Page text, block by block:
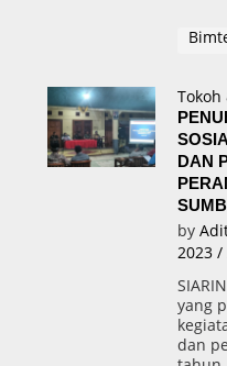
Tokoh
DAN
by
2023 /
yang
dan